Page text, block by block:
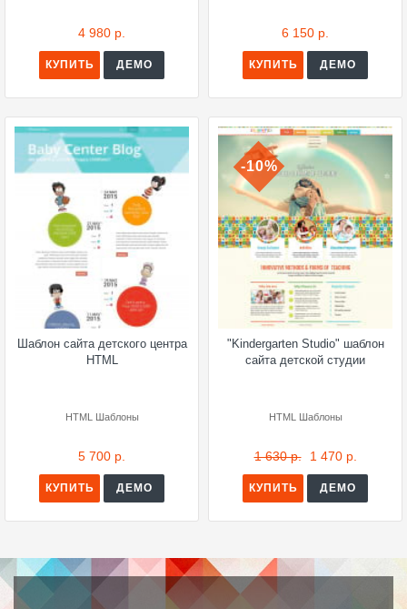
4 980 р.
КУПИТЬ ДЕМО
6 150 р.
КУПИТЬ ДЕМО
Шаблон сайта детского центра
HTML
HTML Шаблоны
5 700 р.
КУПИТЬ ДЕМО
-10%
"Kindergarten Studio" шаблон
сайта детской студии
HTML Шаблоны
1 630 р. 1 470 р.
КУПИТЬ ДЕМО